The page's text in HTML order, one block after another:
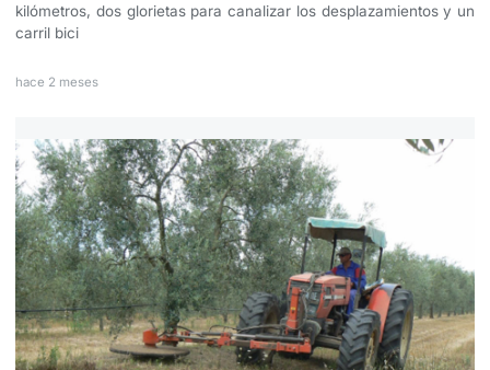
kilómetros, dos glorietas para canalizar los desplazamientos y un
carril bici
hace 2 meses